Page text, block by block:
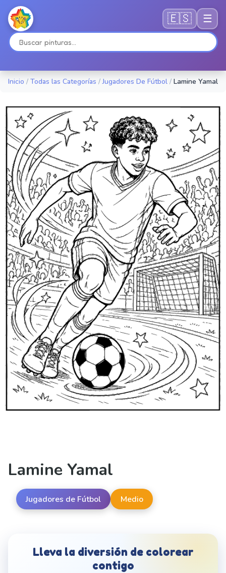
🇪🇸 ☰
Inicio / Todas las Categorías / Jugadores De Fútbol / Lamine Yamal
Lamine Yamal
Jugadores de Fútbol Medio
Lleva la diversión de colorear
contigo